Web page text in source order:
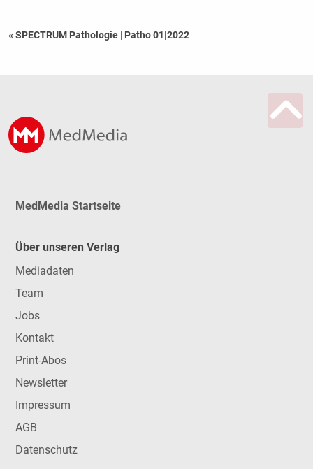
« SPECTRUM Pathologie | Patho 01|2022
MedMedia Startseite
Über unseren Verlag
Mediadaten
Team
Jobs
Kontakt
Print-Abos
Newsletter
Impressum
AGB
Datenschutz